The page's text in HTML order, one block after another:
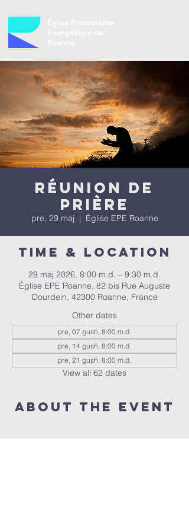
Réunion de
prière
pre, 29 maj
  |
Église EPE Roanne
Time & Location
29 maj 2026, 8:00 m.d. – 9:30 m.d.
Église EPE Roanne, 82 bis Rue Auguste
Dourdein, 42300 Roanne, France
Other dates
pre, 07 gush, 8:00 m.d.
pre, 14 gush, 8:00 m.d.
pre, 21 gush, 8:00 m.d.
View all 62 dates
About the event